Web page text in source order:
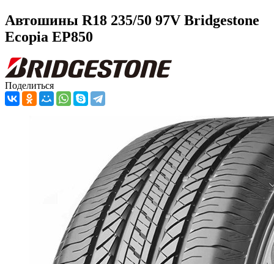
Автошины R18 235/50 97V Bridgestone
Ecopia EP850
Поделиться